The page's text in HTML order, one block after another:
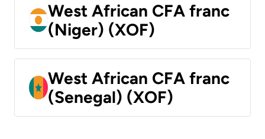
West African CFA franc
(Niger) (XOF)
West African CFA franc
(Senegal) (XOF)